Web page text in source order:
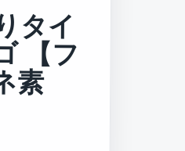
タイ
【フ
ネ素